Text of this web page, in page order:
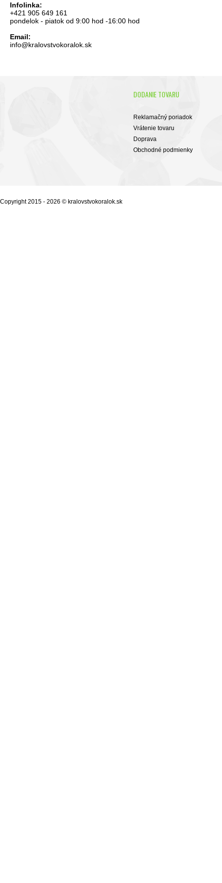
Infolinka:
+421 905 649 161
pondelok - piatok od 9:00 hod -16:00 hod
Email:
info@kralovstvokoralok.sk
DODANIE TOVARU
Reklamačný poriadok
Vrátenie tovaru
Doprava
Obchodné podmienky
Copyright 2015 - 2026 © kralovstvokoralok.sk